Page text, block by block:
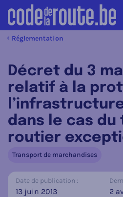
Réglementation
Décret du 3
relatif à la
dans le cas
routier
Transport de marchandises
Date de publication :
13 juin 2013 2